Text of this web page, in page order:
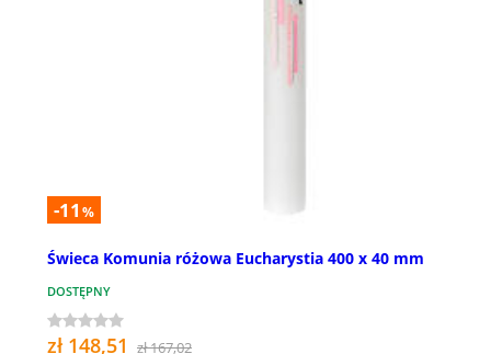
-11 %
Świeca Komunia różowa Eucharystia 400 x 40 mm
DOSTĘPNY
zł 148,51 zł 167,02